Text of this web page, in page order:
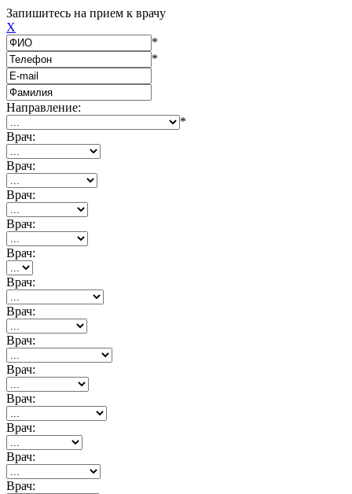
Запишитесь на прием к врачу
X
*
*
Направление:
*
Врач:
Врач:
Врач:
Врач:
Врач:
Врач:
Врач:
Врач:
Врач:
Врач:
Врач:
Врач:
Врач: